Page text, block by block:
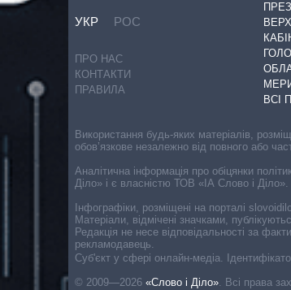
УКР РОС
ПРО НАС
КОНТАКТИ
ПРАВИЛА
ВСІ
Cуб'єкт у сфері онлайн-медіа.
© 2009—2026 «Слово і Діло». Всі права
Використання будь-яких матеріалів,
обов’язкове незалежно від повного або
Аналітична інформація про обіцянки
Діло» і є власністю ТОВ «ІА Слово і Діло».
Інфографіки, розміщені на порталі
Матеріали, відмічені значками,
Редакція не несе відповідальності за
рекламодавець.